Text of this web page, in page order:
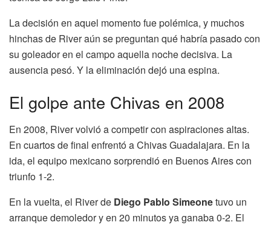
La decisión en aquel momento fue polémica, y muchos
hinchas de River aún se preguntan qué habría pasado con
su goleador en el campo aquella noche decisiva. La
ausencia pesó. Y la eliminación dejó una espina.
El golpe ante Chivas en 2008
En 2008, River volvió a competir con aspiraciones altas.
En cuartos de final enfrentó a Chivas Guadalajara. En la
ida, el equipo mexicano sorprendió en Buenos Aires con
triunfo 1-2.
En la vuelta, el River de Diego Pablo Simeonetuvo un
arranque demoledor y en 20 minutos ya ganaba 0-2. El